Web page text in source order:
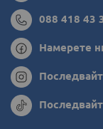
088 418 43
Намерете